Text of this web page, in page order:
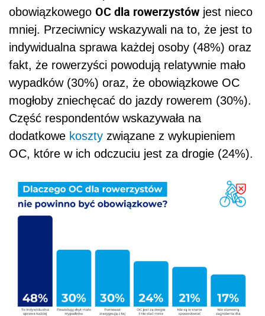
obowiązkowego OC dla rowerzystów jest nieco
mniej. Przeciwnicy wskazywali na to, że jest to
indywidualna sprawa każdej osoby (48%) oraz
fakt, że rowerzyści powodują relatywnie mało
wypadków (30%) oraz, że obowiązkowe OC
mogłoby zniechęcać do jazdy rowerem (30%).
Część respondentów wskazywała na
dodatkowe koszty związane z wykupieniem
OC, które w ich odczuciu jest za drogie (24%).